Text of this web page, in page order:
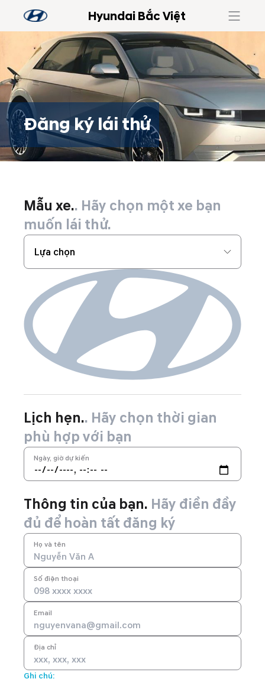
Hyundai Bắc Việt
Đăng ký lái thử
Đăng ký lái thử
Mẫu xe.. Hãy chọn một xe bạn
muốn lái thử.
Lựa chọn
Lịch hẹn.. Hãy chọn thời gian
phù hợp với bạn
Ngày, giờ dự kiến
Thông tin của bạn. Hãy điền đầy
đủ để hoàn tất đăng ký
Họ và tên
Số điện thoại
Email
Địa chỉ
Ghi chú: